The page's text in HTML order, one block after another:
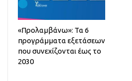
«Προλαμβάνω»: Τα 6
προγράμματα εξετάσεων
που συνεχίζονται έως το
2030